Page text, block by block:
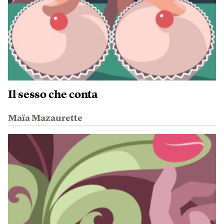
Il sesso che conta
Maïa Mazaurette